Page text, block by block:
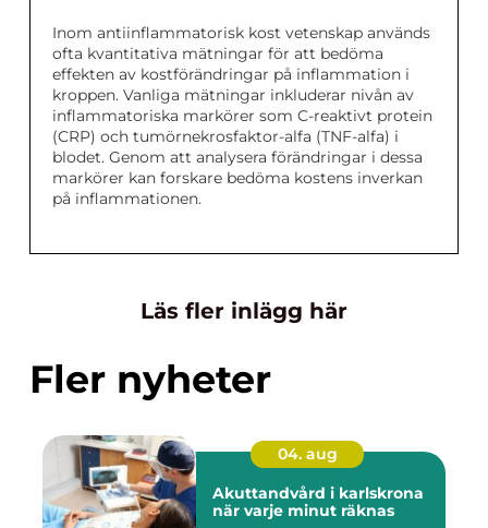
Inom antiinflammatorisk kost vetenskap används
ofta kvantitativa mätningar för att bedöma
effekten av kostförändringar på inflammation i
kroppen. Vanliga mätningar inkluderar nivån av
inflammatoriska markörer som C-reaktivt protein
(CRP) och tumörnekrosfaktor-alfa (TNF-alfa) i
blodet. Genom att analysera förändringar i dessa
markörer kan forskare bedöma kostens inverkan
på inflammationen.
Läs fler inlägg här
Fler nyheter
04. aug
Akuttandvård i karlskrona
när varje minut räknas